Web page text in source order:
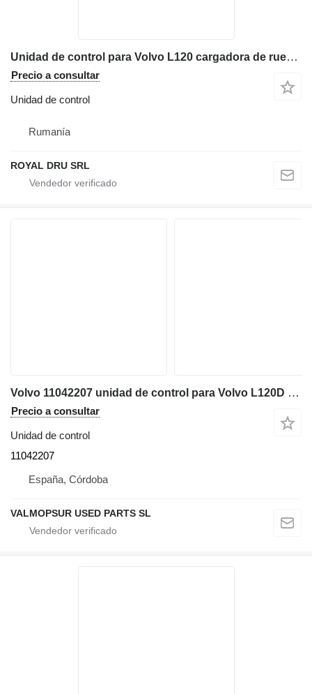
Unidad de control para Volvo L120 cargadora de ruedas
Precio a consultar
Unidad de control
Rumanía
ROYAL DRU SRL
Volvo 11042207 unidad de control para Volvo L120D cargadora de ruedas
Precio a consultar
Unidad de control
11042207
España, Córdoba
VALMOPSUR USED PARTS SL